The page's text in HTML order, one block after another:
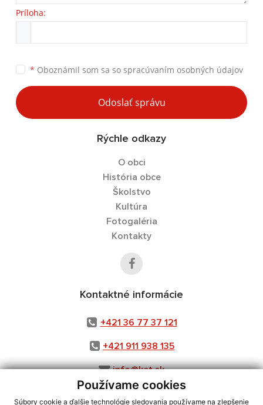
Používame cookies
Súbory cookie a ďalšie technológie sledovania používame na zlepšenie
Príloha:
* Oboznámil som sa so spracúvaním osobných údajov
Odoslať správu
Rýchle odkazy
O obci
História obce
Školstvo
Kultúra
Fotogaléria
Kontakty
Kontaktné informácie
+421 36 77 37 121
+421 911 938 135
info@ket.sk